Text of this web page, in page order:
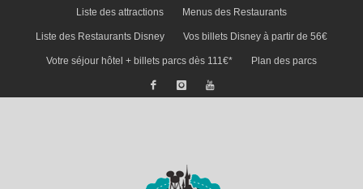
Liste des attractions Menus des Restaurants
Liste des Restaurants Disney Vos billets Disney à partir de 56€
Votre séjour hôtel + billets parcs dès 111€* Plan des parcs